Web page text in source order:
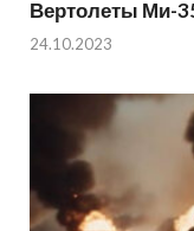
Вертолеты Ми-
24.10.2023